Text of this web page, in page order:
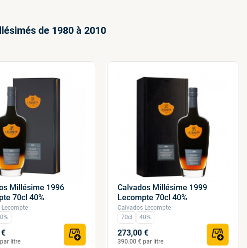
de 1980 à 2010
Millésime 1996
70cl 40%
litre
Calvados Millésime 1999
Lecompte 70cl 40%
Calvados Lecompte
70cl
40%
273,00 €
390.00 € par litre